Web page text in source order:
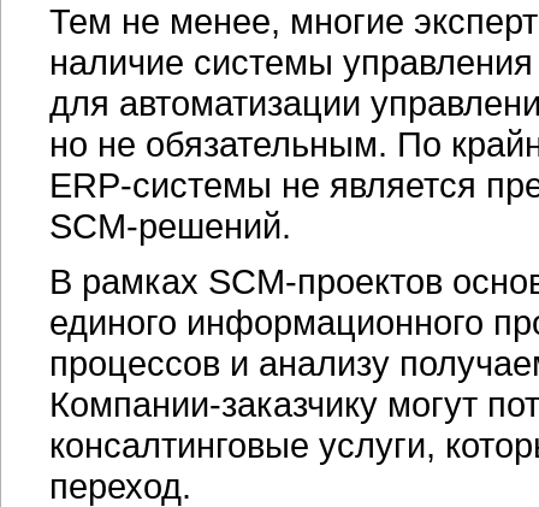
Тем не менее, многие
наличие системы
для автоматизации
но не обязательным. По
ERP-системы не является
SCM-решений.
В рамках SCM-проектов
единого информационного
процессов и анализу
Компании-заказчику могут
консалтинговые услуги,
переход.